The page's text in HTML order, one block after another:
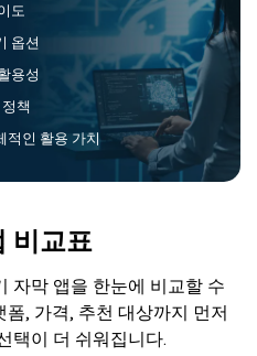
도
옵션
용성
책
적인 활용 가치
비교표
자막 앱을 한눈에 비교할 수
, 가격, 추천 대상까지 먼저
택이 더 쉬워집니다.